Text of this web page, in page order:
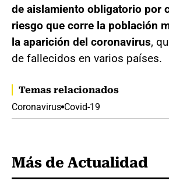
de aislamiento obligatorio por
riesgo que corre la población
la aparición del coronavirus,
de fallecidos en varios países.
Temas relacionados
Coronavirus Covid-19
Más de Actualidad